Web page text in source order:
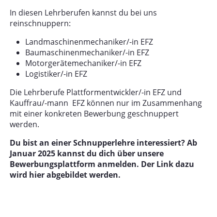
In diesen Lehrberufen kannst du bei uns
reinschnuppern:
Landmaschinenmechaniker/-in EFZ
Baumaschinenmechaniker/-in EFZ
Motorgerätemechaniker/-in EFZ
Logistiker/-in EFZ
Die Lehrberufe Plattformentwickler/-in EFZ und
Kauffrau/-mann EFZ können nur im Zusammenhang
mit einer konkreten Bewerbung geschnuppert
werden.
Du bist an einer Schnupperlehre interessiert? Ab
Januar 2025 kannst du dich über unsere
Bewerbungsplattform anmelden. Der Link dazu
wird hier abgebildet werden.